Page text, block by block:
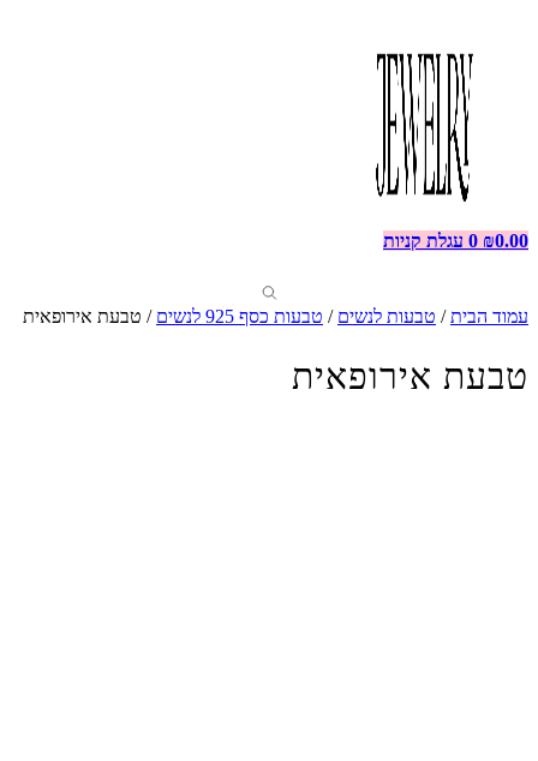
₪0.00
0 עגלת קניות
עמוד הבית/ טבעות לנשים / טבעות כסף 925 לנשים / טבעת אירופאית
טבעת אירופאית